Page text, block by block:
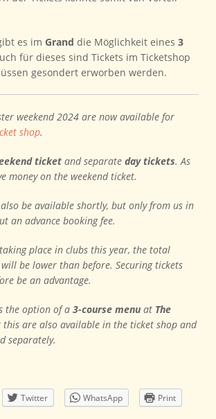
es im Grand die Möglichkeit eines 3
für dieses sind Tickets im Ticketshop
gesondert erworben werden.
weekend 2024 are now available for
shop.
ticket and separate day tickets. As
money on the weekend ticket.
be available shortly, but only from us in
an advance booking fee.
place in clubs this year, the total
be lower than before. Securing tickets
be an advantage.
the option of a 3-course menu at The
this are also available in the ticket shop and
separately.
Twitter WhatsApp Print